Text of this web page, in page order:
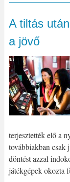
A tiltás
a jövő
terjesztették elő a
továbbiakban csak
döntést azzal
játékgépek okozta